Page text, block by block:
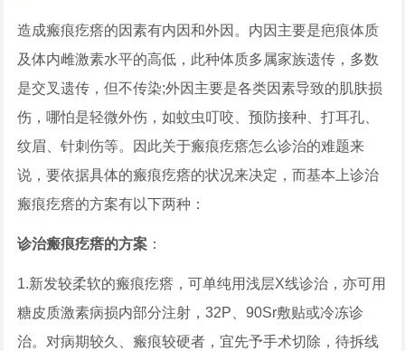
造成瘢痕疙瘩的因素有内因和外因。内因主要是疤痕体质
及体内雌激素水平的高低，此种体质多属家族遗传，多数
是交叉遗传，但不传染;外因主要是各类因素导致的肌肤损
伤，哪怕是轻微外伤，如蚊虫叮咬、预防接种、打耳孔、
纹眉、针刺伤等。因此关于瘢痕疙瘩怎么诊治的难题来
说，要依据具体的瘢痕疙瘩的状况来决定，而基本上诊治
瘢痕疙瘩的方案有以下两种：
诊治瘢痕疙瘩的方案 ：
1.新发较柔软的瘢痕疙瘩，可单纯用浅层X线诊治，亦可用
糖皮质激素病损内部分注射，32P、90Sr敷贴或冷冻诊
治。对病期较久、瘢痕较硬者，宜先予手术切除，待拆线